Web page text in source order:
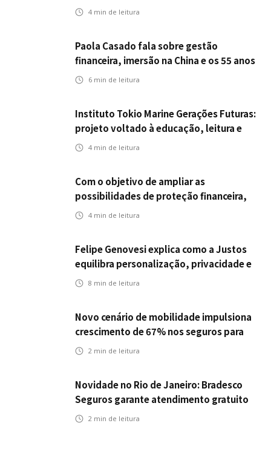
errado
4 min de leitura
Paola Casado fala sobre gestão
financeira, imersão na China e os 55 anos
da ENS
6 min de leitura
Instituto Tokio Marine Gerações Futuras:
projeto voltado à educação, leitura e
empregabilidade
4 min de leitura
Com o objetivo de ampliar as
possibilidades de proteção financeira,
Icatu Seguros eleva capital segurado
4 min de leitura
Felipe Genovesi explica como a Justos
equilibra personalização, privacidade e
tecnologia
8 min de leitura
Novo cenário de mobilidade impulsiona
crescimento de 67% nos seguros para
veículos elétricos da Bradesco Seguros
2 min de leitura
Novidade no Rio de Janeiro: Bradesco
Seguros garante atendimento gratuito
na Ponte Rio-Niterói
2 min de leitura